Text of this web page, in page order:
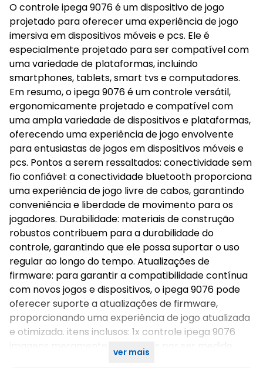
O controle ipega 9076 é um dispositivo de jogo
projetado para oferecer uma experiência de jogo
imersiva em dispositivos móveis e pcs. Ele é
especialmente projetado para ser compatível com
uma variedade de plataformas, incluindo
smartphones, tablets, smart tvs e computadores.
Em resumo, o ipega 9076 é um controle versátil,
ergonomicamente projetado e compatível com
uma ampla variedade de dispositivos e plataformas,
oferecendo uma experiência de jogo envolvente
para entusiastas de jogos em dispositivos móveis e
pcs. Pontos a serem ressaltados: conectividade sem
fio confiável: a conectividade bluetooth proporciona
uma experiência de jogo livre de cabos, garantindo
conveniência e liberdade de movimento para os
jogadores. Durabilidade: materiais de construção
robustos contribuem para a durabilidade do
controle, garantindo que ele possa suportar o uso
regular ao longo do tempo. Atualizações de
firmware: para garantir a compatibilidade contínua
com novos jogos e dispositivos, o ipega 9076 pode
oferecer suporte a atualizações de firmware,
proporcionando uma experiência de jogo atualizada
e otimizada. itens inclusos: 1x controle ipega 9076
imagens meramente ilustrativas por ser medido
ver mais